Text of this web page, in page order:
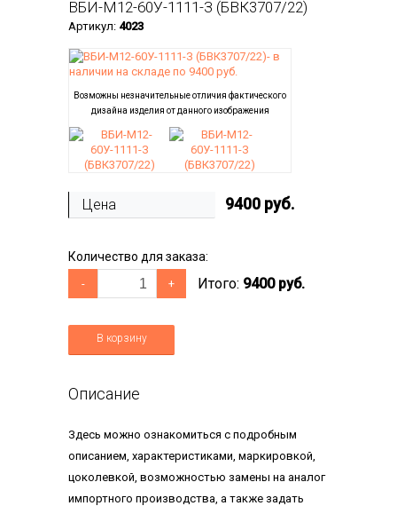
ВБИ-М12-60У-1111-З (БВК3707/22)
Артикул: 4023
Возможны незначительные отличия фактического
дизайна изделия от данного изображения
Цена 9400 руб.
Количество для заказа:
- + Итого: 9400 руб.
В корзину
Описание
Здесь можно ознакомиться с подробным
описанием, характеристиками, маркировкой,
цоколевкой, возможностью замены на аналог
импортного производства, а также задать